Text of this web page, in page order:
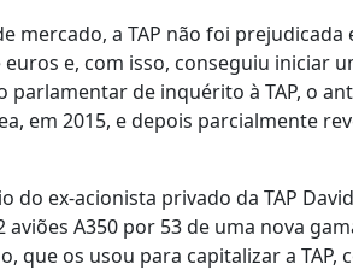
mercado, a TAP não foi prejudicada
e, com isso, conseguiu iniciar
parlamentar de inquérito à TAP, o
em 2015, e depois parcialmente
ex-acionista privado da TAP
A350 por 53 de uma nova
que os usou para capitalizar a TAP,